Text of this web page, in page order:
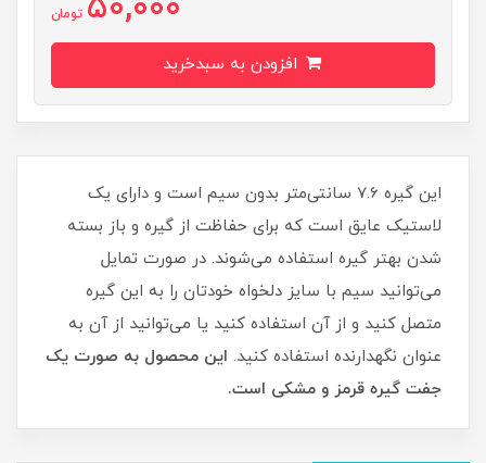
تومان
این گیره 7.6 سانتی‌متر بدون سیم است و دارای یک
لاستیک عایق است که برای حفاظت از گیره و باز بسته
شدن بهتر گیره استفاده می‌شوند. در صورت تمایل
می‌‌توانید سیم با سایز دلخواه خودتان را به این گیره
متصل کنید و از آن استفاده کنید یا می‌توانید از آن به
عنوان نگهدارنده استفاده کنید. این محصول به صورت یک
جفت گیره قرمز و مشکی است.